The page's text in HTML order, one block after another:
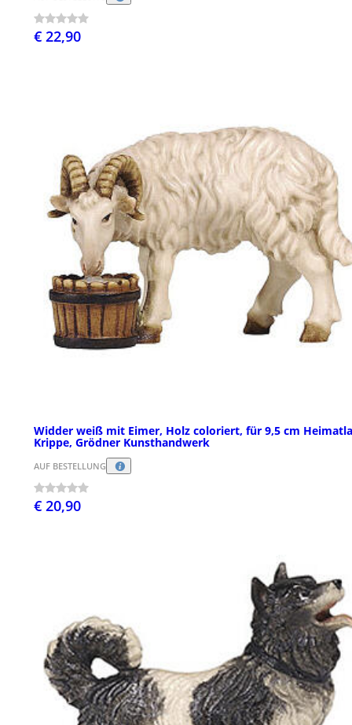
€ 22,90
Widder weiß mit Eimer, Holz coloriert, für 9,5 cm
Krippe, Grödner Kunsthandwerk
AUF BESTELLUNG
€ 20,90